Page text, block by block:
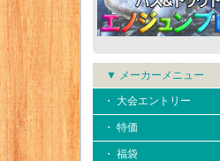
▼ メーカーメニュー
・ 大会エントリー
・ 特価
・ 福袋